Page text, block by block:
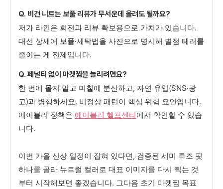
Q. 비건 니트는 보풀 리뷰가 무서운데 올려도 될까요?
저가 라인은 회전과 리뷰 확보용으로 가치가 있습니다.
대신 상세에 보풀·세탁법을 사진으로 명시해 별점 테러를
줄이는 게 전제입니다.
Q. 페널티 없이 마켓찜을 늘리려면요?
한 번에 몰지 말고 며칠에 분산하고, 자연 유입(SNS·광
고)과 병행하세요. 비정상 패턴이 핵심 위험 요인입니다.
에이블리 정책은 에이블리 헬프센터에서 확인할 수 있습
니다.
이번 가을 신상 일정이 잡혀 있다면, 검증된 세미 루즈 핏
하나를 골라 뉴트럴 컬러로 대표 이미지를 다시 찍는 것
부터 시작해보면 좋겠습니다. 그다음 초기 마켓찜 목표